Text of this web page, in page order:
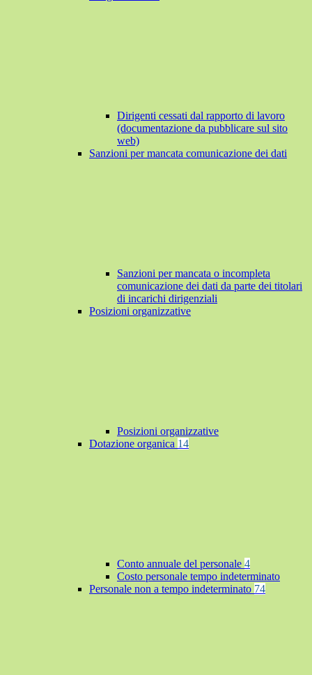
Dirigenti cessati dal rapporto di lavoro
(documentazione da pubblicare sul sito
web)
Sanzioni per mancata comunicazione dei dati
Sanzioni per mancata o incompleta
comunicazione dei dati da parte dei titolari
di incarichi dirigenziali
Posizioni organizzative
Posizioni organizzative
Dotazione organica 14
Conto annuale del personale 4
Costo personale tempo indeterminato
Personale non a tempo indeterminato 74